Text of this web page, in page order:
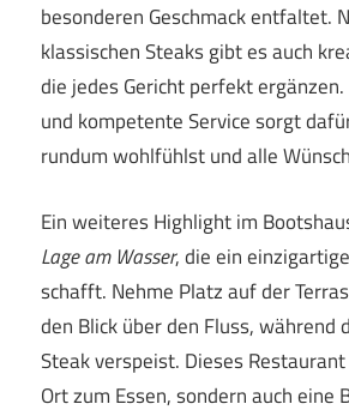
besonderen Geschmack entfaltet.
klassischen Steaks gibt es auch
die jedes Gericht perfekt
und kompetente Service sorgt
rundum wohlfühlst und alle
Ein weiteres Highlight im
Lage am Wasser, die ein
schafft. Nehme Platz auf der
den Blick über den Fluss, während
Steak verspeist. Dieses
Ort zum Essen, sondern auch eine